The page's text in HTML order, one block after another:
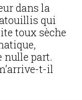
dans la
qui
toux sèche
nulle part.
t-il